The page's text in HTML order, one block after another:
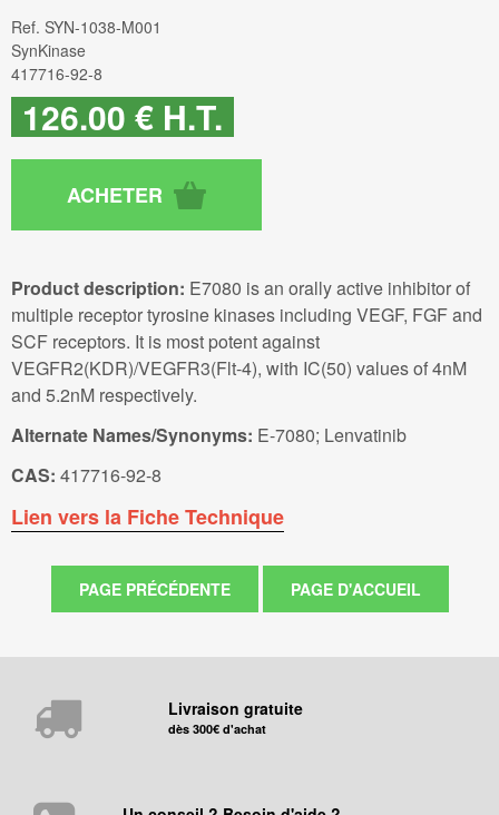
Ref. SYN-1038-M001
SynKinase
417716-92-8
126.00 € H.T.
Product description: E7080 is an orally active inhibitor of
multiple receptor tyrosine kinases including VEGF, FGF and
SCF receptors. It is most potent against
VEGFR2(KDR)/VEGFR3(Flt-4), with IC(50) values of 4nM
and 5.2nM respectively.
Alternate Names/Synonyms: E-7080; Lenvatinib
CAS: 417716-92-8
Lien vers la Fiche Technique
Livraison gratuite
dès 300€ d'achat